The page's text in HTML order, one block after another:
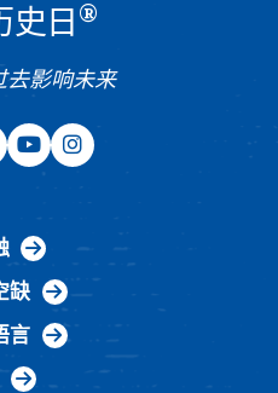
史日 ®
去影响未来
缺
言